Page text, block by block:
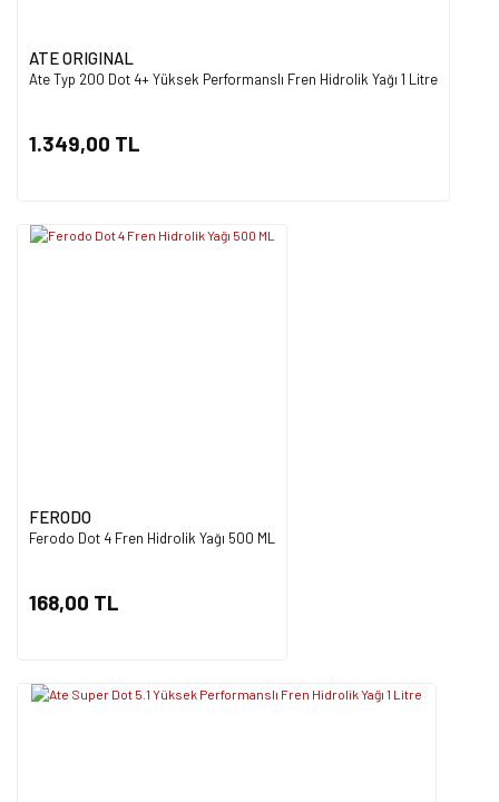
ATE ORIGINAL
Ate Typ 200 Dot 4+ Yüksek Performanslı Fren Hidrolik Yağı 1 Litre
1.349,00 TL
FERODO
Ferodo Dot 4 Fren Hidrolik Yağı 500 ML
168,00 TL